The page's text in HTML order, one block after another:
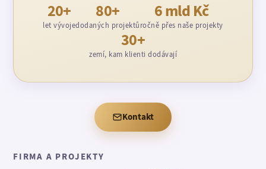
20+
let vývoje
80+
dodaných projektů
6 mld Kč
ročně přes naše projekty
30+
zemí, kam klienti dodávají
Kontakt
FIRMA A PROJEKTY